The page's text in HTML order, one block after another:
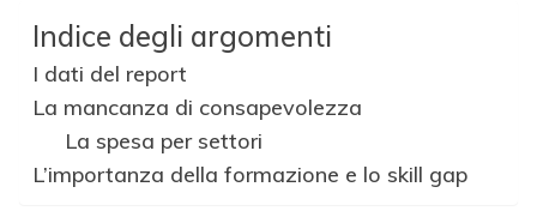
Indice degli argomenti
I dati del report
La mancanza di consapevolezza
La spesa per settori
L’importanza della formazione e lo skill gap